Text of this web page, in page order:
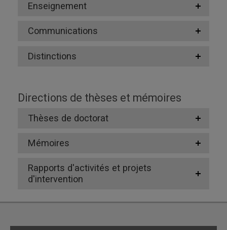
Enseignement
Communications
Distinctions
Directions de thèses et mémoires
Thèses de doctorat
Mémoires
Rapports d'activités et projets
d'intervention